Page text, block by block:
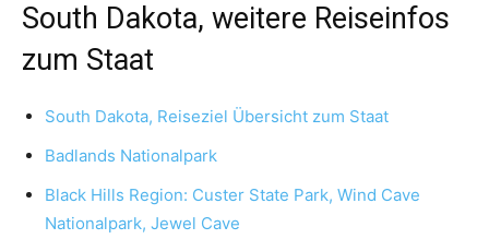
South Dakota, weitere Reiseinfos
zum Staat
South Dakota, Reiseziel Übersicht zum Staat
Badlands Nationalpark
Black Hills Region: Custer State Park, Wind Cave
Nationalpark, Jewel Cave